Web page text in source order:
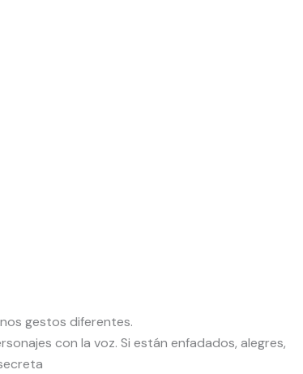
gestos diferentes.
con la voz. Si están enfadados, alegres,